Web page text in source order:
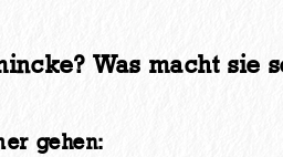
Was macht sie
gehen: